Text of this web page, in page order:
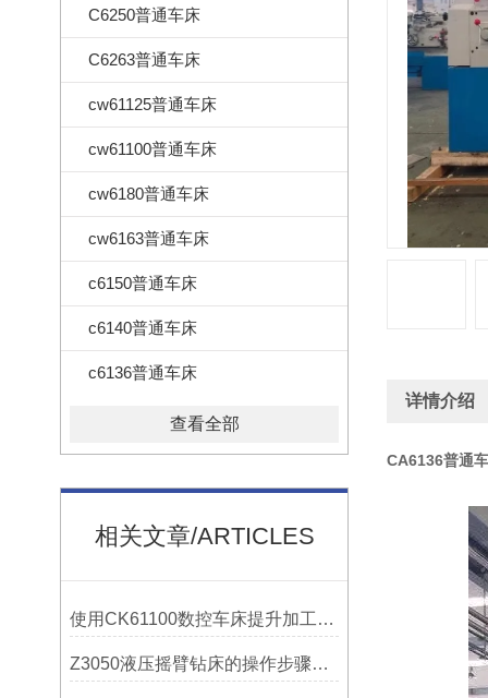
C6250普通车床
C6263普通车床
cw61125普通车床
cw61100普通车床
cw6180普通车床
cw6163普通车床
c6150普通车床
c6140普通车床
c6136普通车床
查看全部
相关文章/ARTICLES
使用CK61100数控车床提升加工精度的方法
Z3050液压摇臂钻床的操作步骤与安全注意事项
详情介绍
CA6136普通